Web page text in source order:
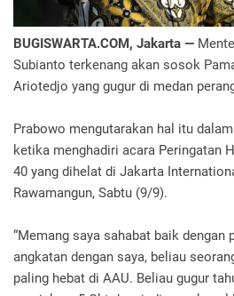
BUGISWARTA.COM, Jakarta —
Subianto terkenang akan sosok
Ariotedjo yang gugur di medan
Prabowo mengutarakan hal itu
ketika menghadiri acara Peringatan
40 yang dihelat di Jakarta
Rawamangun, Sabtu (9/9).
“Memang saya sahabat baik dengan
angkatan dengan saya, beliau
paling hebat di AAU. Beliau gugur